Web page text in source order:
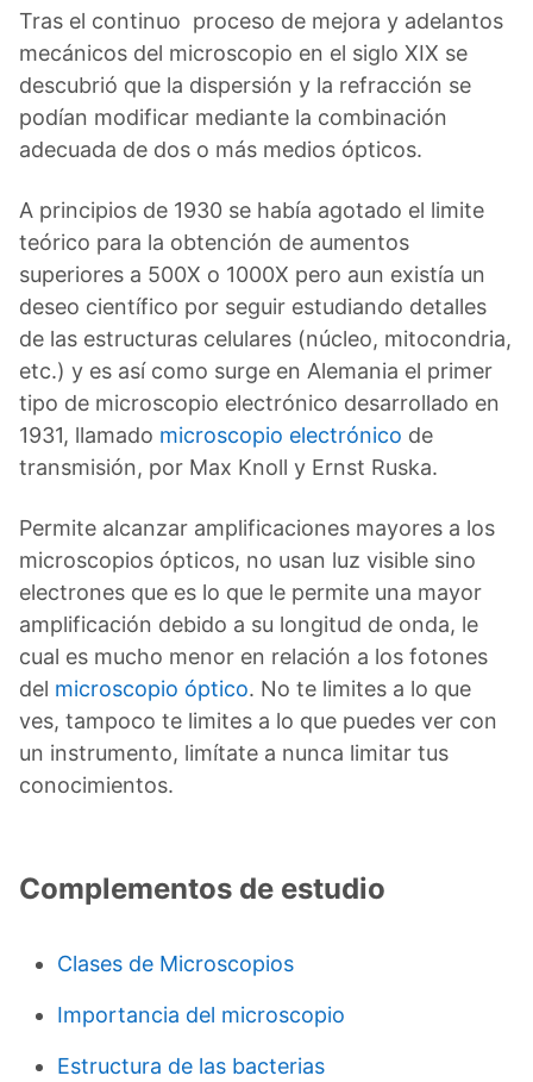
Tras el continuo proceso de mejora y adelantos
mecánicos del microscopio en el siglo XIX se
descubrió que la dispersión y la refracción se
podían modificar mediante la combinación
adecuada de dos o más medios ópticos.
A principios de 1930 se había agotado el limite
teórico para la obtención de aumentos
superiores a 500X o 1000X pero aun existía un
deseo científico por seguir estudiando detalles
de las estructuras celulares (núcleo, mitocondria,
etc.) y es así como surge en Alemania el primer
tipo de microscopio electrónico desarrollado en
1931, llamado microscopio electrónico de
transmisión, por Max Knoll y Ernst Ruska.
Permite alcanzar amplificaciones mayores a los
microscopios ópticos, no usan luz visible sino
electrones que es lo que le permite una mayor
amplificación debido a su longitud de onda, le
cual es mucho menor en relación a los fotones
del microscopio óptico. No te limites a lo que
ves, tampoco te limites a lo que puedes ver con
un instrumento, limítate a nunca limitar tus
conocimientos.
Complementos de estudio
Clases de Microscopios
Importancia del microscopio
Estructura de las bacterias